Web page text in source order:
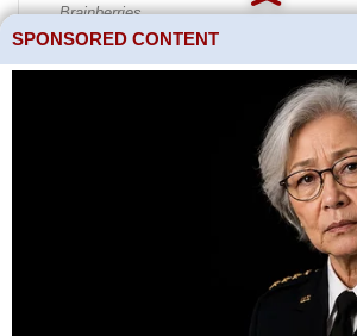
SPONSORED CONTENT